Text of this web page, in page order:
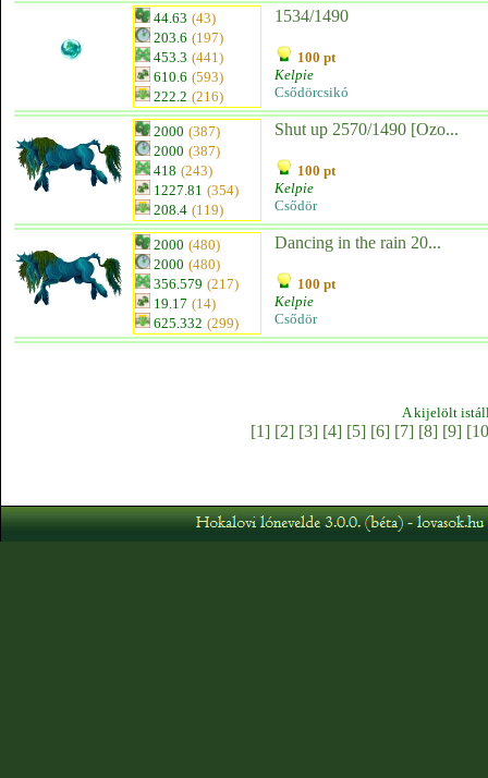
44.63 (43)
203.6 (197)
453.3 (441)
610.6 (593)
222.2 (216)
1534/1490
100 pt
Kelpie
Csődörcsikó
2000 (387)
2000 (387)
418 (243)
1227.81 (354)
208.4 (119)
Shut up 2570/1490 [Ozo...
100 pt
Kelpie
Csődör
2000 (480)
2000 (480)
356.579 (217)
19.17 (14)
625.332 (299)
Dancing in the rain 20...
100 pt
Kelpie
Csődör
A kijelölt
[1] [2] [3] [4] [5] [6] [7] [8] [9]